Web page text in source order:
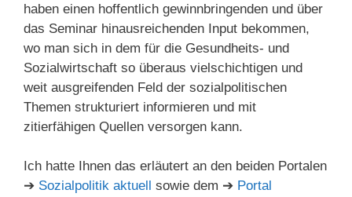
haben einen hoffentlich gewinnbringenden und über
das Seminar hinausreichenden Input bekommen,
wo man sich in dem für die Gesundheits- und
Sozialwirtschaft so überaus vielschichtigen und
weit ausgreifenden Feld der sozialpolitischen
Themen strukturiert informieren und mit
zitierfähigen Quellen versorgen kann.
Ich hatte Ihnen das erläutert an den beiden Portalen
➔ Sozialpolitik aktuell sowie dem ➔ Portal